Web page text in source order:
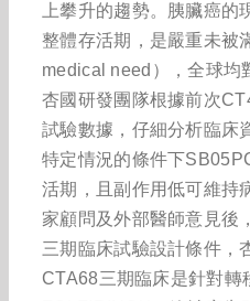
上攀升的趨勢。胰臟癌
整體存活期，是嚴重未被
medical need），全球均
杏國研發團隊根據前次
試驗數據，仔細分析臨床
特定情況的條件下
活期，且副作用低可維持
家顧問及外部醫師意見後
三期臨床試驗設計條件，
CTA68三期臨床是針對轉